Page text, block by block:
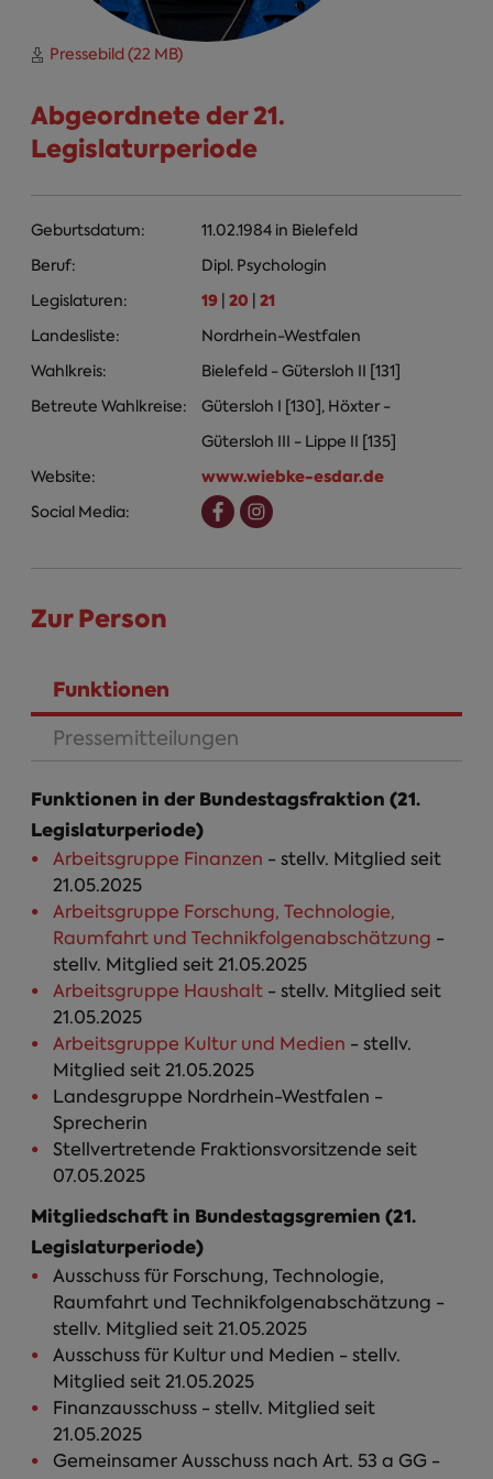
Pressebild (22 MB)
Abgeordnete der 21.
Legislaturperiode
Geburtsdatum: 11.02.1984 in Bielefeld
Beruf:
Dipl. Psychologin
Legislaturen:
19 20 21
Landesliste:
Nordrhein-Westfalen
Wahlkreis:
Bielefeld - Gütersloh II [131]
Betreute Wahlkreise:
Gütersloh I [130], Höxter -
Gütersloh III - Lippe II [135]
Website:
www.wiebke-esdar.de
Social Media:
Zur Person
Funktionen
(aktiver Reiter)
Pressemitteilungen
Funktionen in der Bundestagsfraktion (21.
Legislaturperiode)
Arbeitsgruppe Finanzen - stellv. Mitglied seit
21.05.2025
Arbeitsgruppe Forschung, Technologie,
Raumfahrt und Technikfolgenabschätzung -
stellv. Mitglied seit 21.05.2025
Arbeitsgruppe Haushalt - stellv. Mitglied seit
21.05.2025
Arbeitsgruppe Kultur und Medien - stellv.
Mitglied seit 21.05.2025
Landesgruppe Nordrhein-Westfalen -
Sprecherin
Stellvertretende Fraktionsvorsitzende seit
07.05.2025
Mitgliedschaft in Bundestagsgremien (21.
Legislaturperiode)
Ausschuss für Forschung, Technologie,
Raumfahrt und Technikfolgenabschätzung -
stellv. Mitglied seit 21.05.2025
Ausschuss für Kultur und Medien - stellv.
Mitglied seit 21.05.2025
Finanzausschuss - stellv. Mitglied seit
21.05.2025
Gemeinsamer Ausschuss nach Art. 53 a GG -